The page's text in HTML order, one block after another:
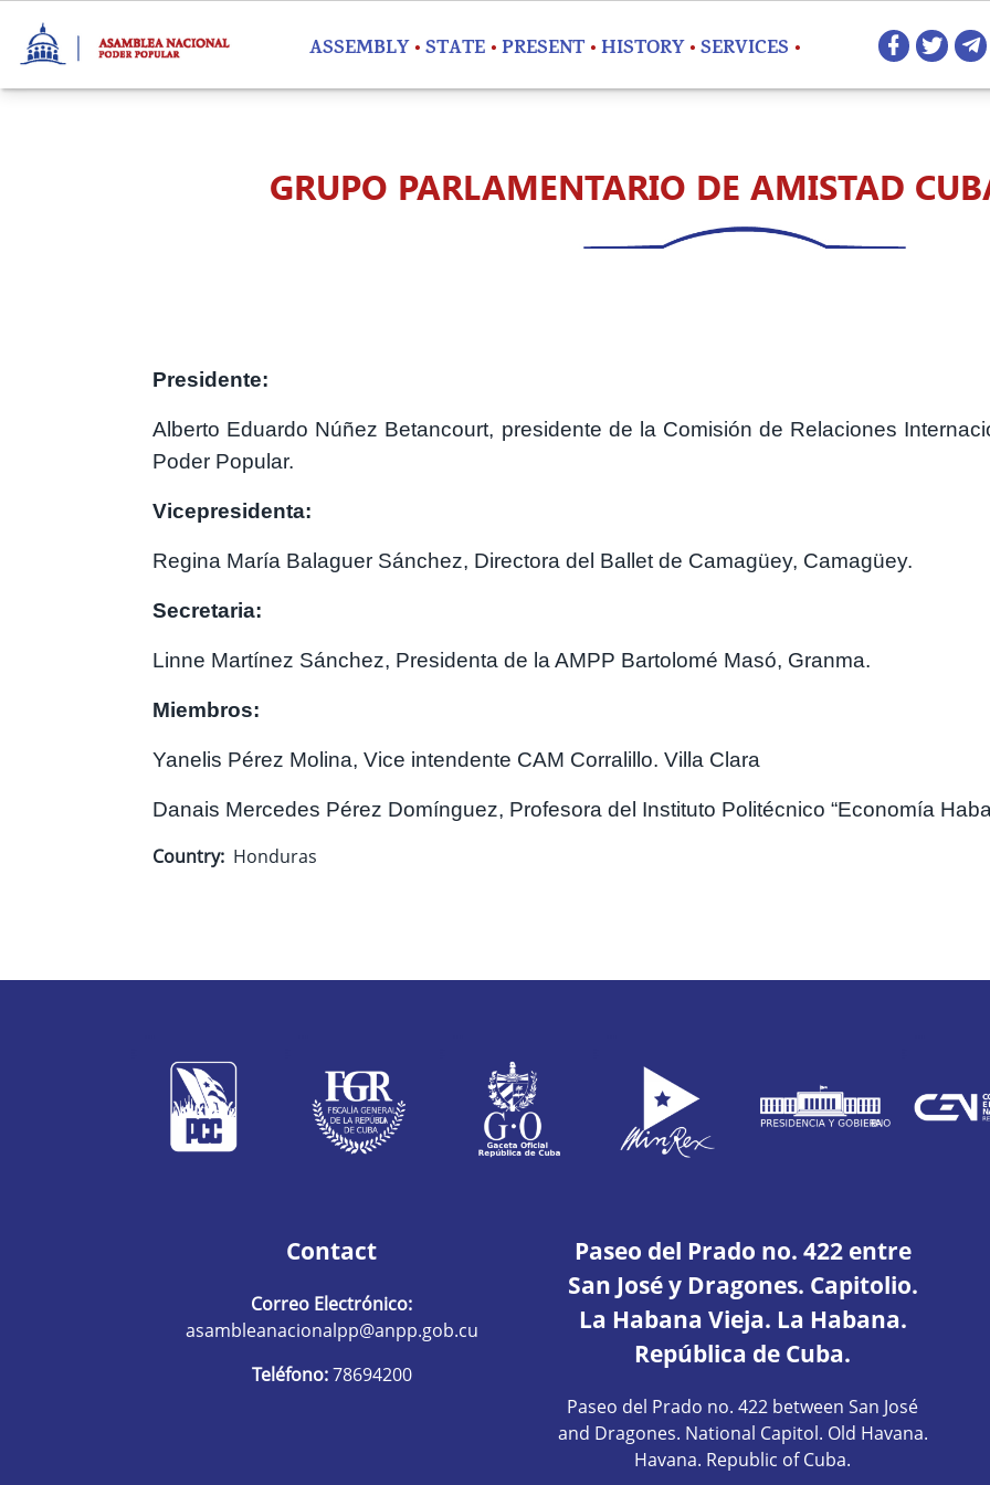
ASSEMBLY STATE PRESENT HISTORY SERVICES
GRUPO PARLAMENTARIO DE AMISTAD
Presidente:
Alberto Eduardo Núñez Betancourt, presidente de la Comisión de Relaciones
Poder Popular.
Vicepresidenta:
Regina María Balaguer Sánchez, Directora del Ballet de Camagüey, Camagüey.
Secretaria:
Linne Martínez Sánchez, Presidenta de la AMPP Bartolomé Masó, Granma.
Miembros:
Yanelis Pérez Molina, Vice intendente CAM Corralillo. Villa Clara
Danais Mercedes Pérez Domínguez, Profesora del Instituto Politécnico “Economía
Country Honduras
Contact
Correo Electrónico:
asambleanacionalpp@anpp.gob.cu
Teléfono:78694200
Paseo del Prado no. 422 entre
San José y Dragones. Capitolio.
La Habana Vieja. La Habana.
República de Cuba.
Paseo del Prado no. 422 between San José
and Dragones. National Capitol. Old Havana.
Havana. Republic of Cuba.